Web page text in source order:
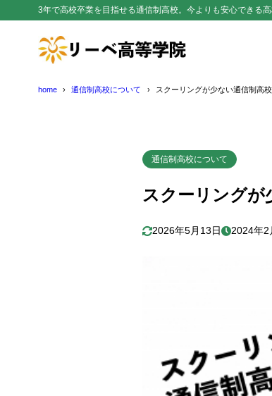
3年で高校卒業を目指せる通信制高校。今よりも安心できる
home 通信制高校について スクーリングが少ない通信制高
通信制高校について
スクーリングが
2026年5月13日 2024年2